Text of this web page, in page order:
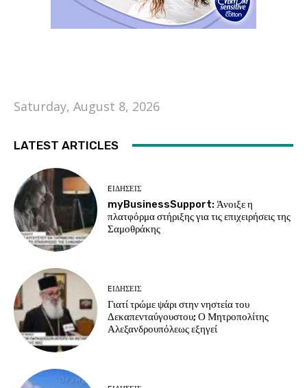
Saturday, August 8, 2026
LATEST ARTICLES
EΙΔΗΣΕΙΣ
myBusinessSupport: Άνοιξε η
πλατφόρμα στήριξης για τις επιχειρήσεις της
Σαμοθράκης
EΙΔΗΣΕΙΣ
Γιατί τρώμε ψάρι στην νηστεία του
Δεκαπενταύγουστου; Ο Μητροπολίτης
Αλεξανδρουπόλεως εξηγεί